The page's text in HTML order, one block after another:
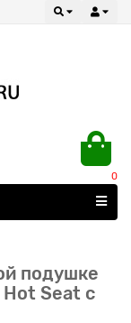
0
подушке
Seat с